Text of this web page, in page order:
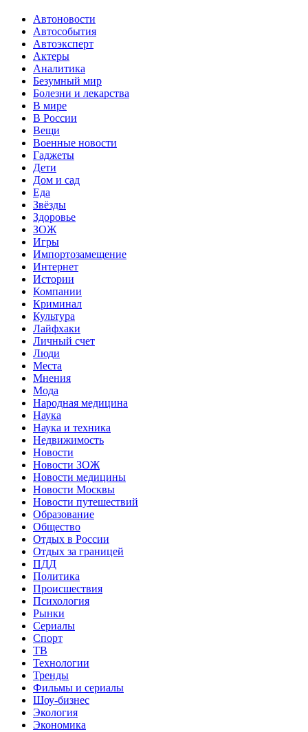
Автоновости
Автособытия
Автоэксперт
Актеры
Аналитика
Безумный мир
Болезни и лекарства
В мире
В России
Вещи
Военные новости
Гаджеты
Дети
Дом и сад
Еда
Звёзды
Здоровье
ЗОЖ
Игры
Импортозамещение
Интернет
Истории
Компании
Криминал
Культура
Лайфхаки
Личный счет
Люди
Места
Мнения
Мода
Народная медицина
Наука
Наука и техника
Недвижимость
Новости
Новости ЗОЖ
Новости медицины
Новости Москвы
Новости путешествий
Образование
Общество
Отдых в России
Отдых за границей
ПДД
Политика
Происшествия
Психология
Рынки
Сериалы
Спорт
ТВ
Технологии
Тренды
Фильмы и сериалы
Шоу-бизнес
Экология
Экономика